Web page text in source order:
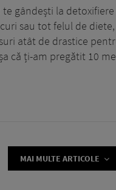
gândești la
sau tot felul de
atât de drastice
că ți-am pregătit 10
MAI MULTE ARTICOLE